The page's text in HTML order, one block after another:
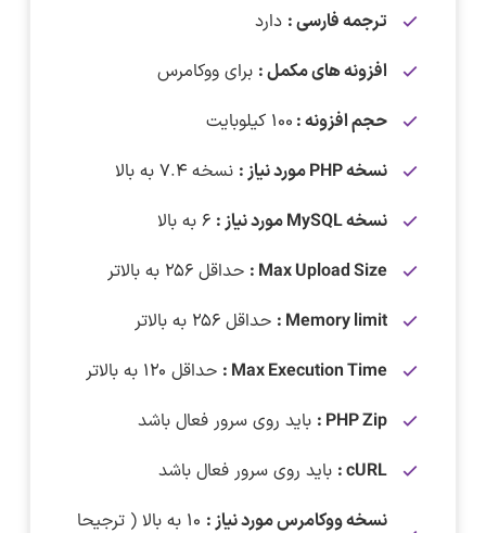
ترجمه فارسی : دارد
افزونه های مکمل : برای ووکامرس
حجم افزونه : ۱۰۰ کیلوبایت
نسخه PHP مورد نیاز :
نسخه ۷.۴ به بالا
نسخه MySQL مورد نیاز :
Max Upload Size : حداقل ۲۵۶ به بالاتر
Memory limit : حداقل ۲۵۶ به بالاتر
Max Execution Time : حداقل ۱۲۰ به بالاتر
PHP Zip : باید روی سرور فعال باشد
cURL : باید روی سرور فعال باشد
نسخه ووکامرس مورد نیاز :
۱۰ به بالا ( ترجیحا